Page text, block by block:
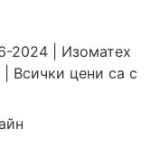
2024 | Изоматех
Всички цени са с